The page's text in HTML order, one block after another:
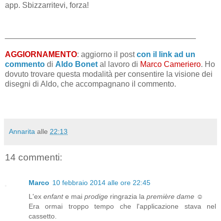
app. Sbizzarritevi, forza!
AGGIORNAMENTO: aggiorno il postcon il link ad un
commento di Aldo Bonet al lavoro di Marco Cameriero. Ho
dovuto trovare questa modalità per consentire la visione dei
disegni di Aldo, che accompagnano il commento.
Annarita alle 22:13
14 commenti:
Marco 10 febbraio 2014 alle ore 22:45
L'ex enfante mai prodige ringrazia la première dame ☺
Era ormai troppo tempo che l'applicazione stava nel
cassetto.